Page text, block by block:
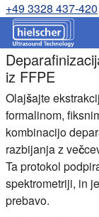
+49 3328 437-420
iz FFPE
Olajšajte
formalinom,
kombinacijo
razbijanja z
Ta protokol
spektrometriji, in
prebavo.